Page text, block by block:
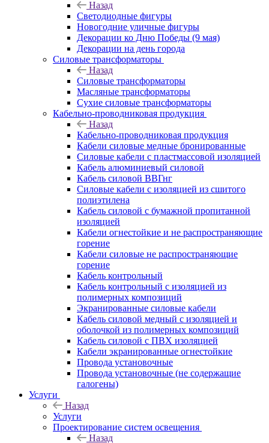
Назад
Светодиодные фигуры
Новогодние уличные фигуры
Декорации ко Дню Победы (9 мая)
Декорации на день города
Силовые трансформаторы
Назад
Силовые трансформаторы
Масляные трансформаторы
Сухие силовые трансформаторы
Кабельно-проводниковая продукция
Назад
Кабельно-проводниковая продукция
Кабели силовые медные бронированные
Силовые кабели с пластмассовой изоляцией
Кабель алюминиевый силовой
Кабель силовой ВВГнг
Силовые кабели с изоляцией из сшитого
полиэтилена
Кабель силовой с бумажной пропитанной
изоляцией
Кабели огнестойкие и не распространяющие
горение
Кабели силовые не распространяющие
горение
Кабель контрольный
Кабель контрольный с изоляцией из
полимерных композиций
Экранированные силовые кабели
Кабель силовой медный с изоляцией и
оболочкой из полимерных композиций
Кабель силовой с ПВХ изоляцией
Кабели экранированные огнестойкие
Провода установочные
Провода установочные (не содержащие
галогены)
Услуги
Назад
Услуги
Проектирование систем освещения
Назад